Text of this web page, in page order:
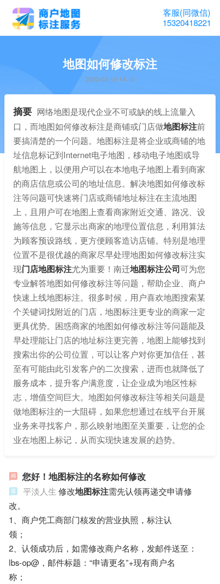
客服(同微信)
15320418221
地图如何修改标注
2023-03-16 14:10
摘要 网络地图是现代企业不可或缺的线上流量入
口，而地图如何修改标注是商铺或门店做地图标注前
要搞清楚的一个问题。地图标注是将企业或商铺的地
址信息标记到Internet电子地图，移动电子地图或导
航地图上，以便用户可以在本地电子地图上看到商家
的商店信息或公司的地址信息。解决地图如何修改标
注等问题可快速将门店或商铺地址标注在主流地图
上，且用户可在地图上查看商家附近交通、路况、设
施等信息，它显示出商家的地理位置信息，利用算法
为顾客预设路线，更方便顾客造访店铺。特别是地理
位置不是很优越的商家尽早处理地图如何修改标注实
现门店地图标注尤为重要！南迁地图标注公司可为您
专业解答地图如何修改标注等问题，帮助企业、商户
快速上线地图标注。很多时候，用户喜欢地图搜索某
个关键词找附近的门店，地图标注更专业的商家一定
更具优势。困惑商家的地图如何修改标注等问题能及
早处理能让门店的地址标注更完善，地图上能够找到
搜索出你的公司位置，可以让客户对你更加信任，甚
至有可能由此引发客户的二次搜索，进而也就降低了
服务成本，提升客户满意度，让企业成为地区性标
志，增值空间巨大。地图如何修改标注等相关问题是
做地图标注的一大阻碍，如果您想通过在线平台开展
业务来寻找客户，那么映射地图至关重要，让您的企
业在地图上标记，从而实现快速发展的趋势。
您好！地图标注的名称如何修改
平淡人生 修改地图标注需先认领再递交申请修
改。
1、商户凭工商部门核发的营业执照，标注认
领；
2、认领成功后，如需修改商户名称，发邮件送至：
lbs-op@，邮件标题：“申请更名”+现有商户名
称；